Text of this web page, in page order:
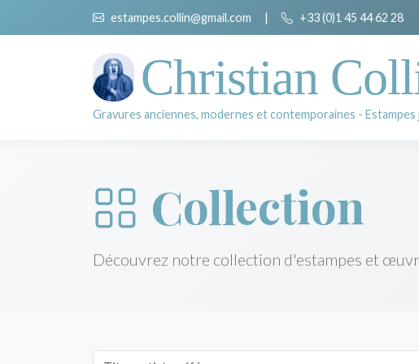
estampes.collin@gmail.com | +33 (0)1 45 44 62 28
Christian
Gravures anciennes, modernes et contemporaines - Estampes
Collection
Découvrez notre collection d'estampes et